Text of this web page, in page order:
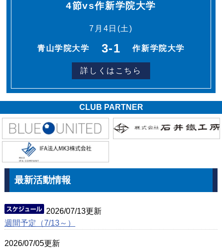
4節vs作新学院大学
7月4日(土)
青山学院大学 3-1 作新学院大学
詳しくはこちら
CLUB PARTNER
最新活動情報
2026/07/13更新
週間予定（7/13～）
2026/07/05更新